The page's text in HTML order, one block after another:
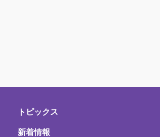
トピックス
新着情報